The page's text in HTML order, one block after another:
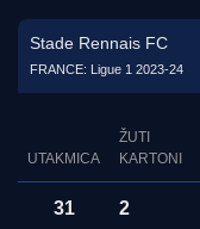
Stade Rennais FC
FRANCE: Ligue 1 2023-24
UTAKMICA
ŽUTI
KARTONI
31 2